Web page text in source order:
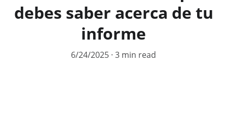
debes saber acerca de tu
informe
6/24/2025 3 min read